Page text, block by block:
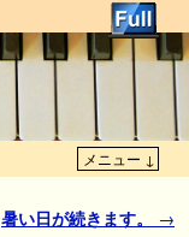
メニュー ↓
暑い日が続きます。 →